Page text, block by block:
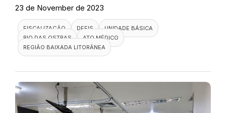
23 de November de 2023
FISCALIZAÇÃO DEFIS
UNIDADE BÁSICA
RIO DAS OSTRAS
ATO MÉDICO
REGIÃO BAIXADA LITORÂNEA